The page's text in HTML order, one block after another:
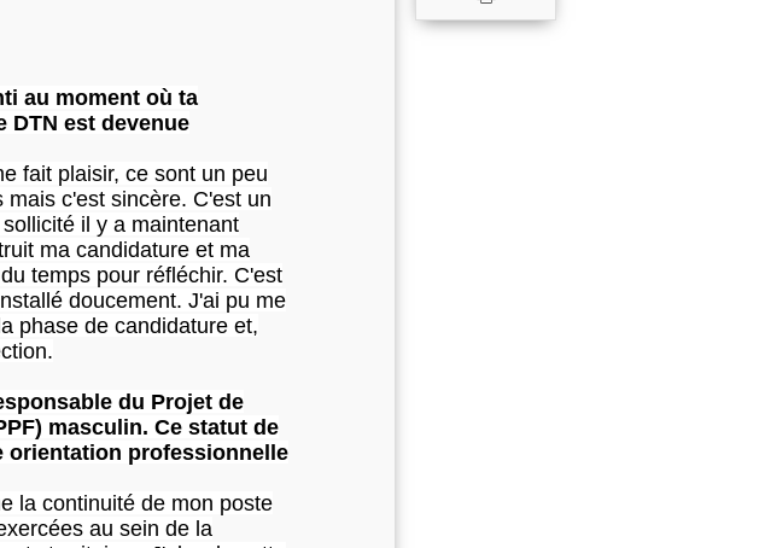
au moment où ta
DTN est devenue
fait plaisir, ce sont un peu
c'est sincère. C'est un
il y a maintenant
ma candidature et ma
temps pour réfléchir. C'est
doucement. J'ai pu me
phase de candidature et,
du Projet de
masculin. Ce statut de
orientation professionnelle
la continuité de mon poste
au sein de la